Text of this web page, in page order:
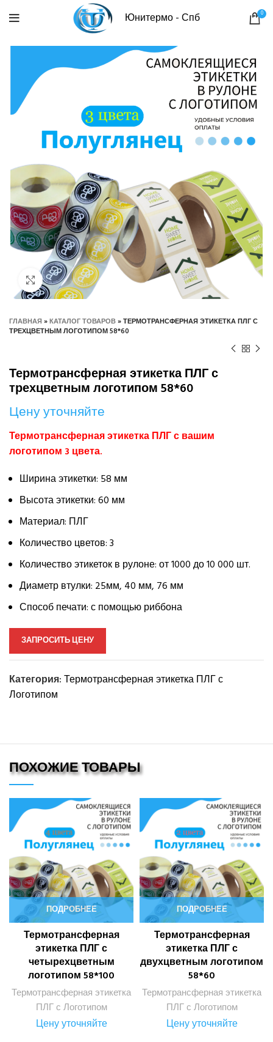
Юнитермо - Спб 0
Нажмите, чтобы увеличить
ГЛАВНАЯ»КАТАЛОГ ТОВАРОВ»ТЕРМОТРАНСФЕРНАЯ ЭТИКЕТКА ПЛГ С
ТРЕХЦВЕТНЫМ ЛОГОТИПОМ 58*60
Термотрансферная этикетка ПЛГ с
трехцветным логотипом 58*60
Цену уточняйте
Термотрансферная этикетка ПЛГ с вашим
логотипом 3 цвета.
Ширина этикетки: 58 мм
Высота этикетки: 60 мм
Материал: ПЛГ
Количество цветов: 3
Количество этикеток в рулоне: от 1000 до 10 000 шт.
Диаметр втулки: 25мм, 40 мм, 76 мм
Способ печати: с помощью риббона
ЗАПРОСИТЬ ЦЕНУ
Категория:Термотрансферная этикетка ПЛГ с
Логотипом
ПОХОЖИЕ ТОВАРЫ
ПОДРОБНЕЕ
Термотрансферная
этикетка ПЛГ с
четырехцветным
логотипом 58*100
Термотрансферная этикетка
ПЛГ с Логотипом
Цену уточняйте
ПОДРОБНЕЕ
Термотрансферная
этикетка ПЛГ с
двухцветным логотипом
58*60
Термотрансферная этикетка
ПЛГ с Логотипом
Цену уточняйте